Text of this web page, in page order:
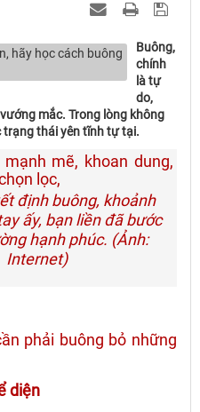
Buông,
chính
là tự
do,
mắc. Trong lòng không
thái yên tĩnh tự tại.
định buông, khoảnh
ấy, bạn liền đã bước
hạnh phúc. (Ảnh:
Internet)
phải buông bỏ những
diện